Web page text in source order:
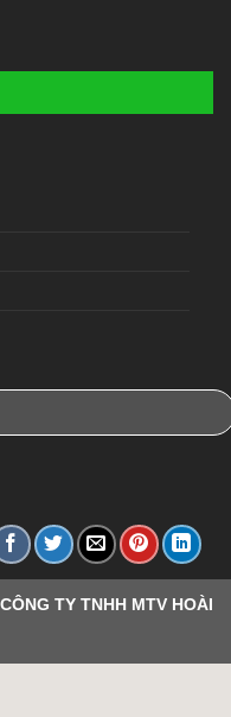
TY TNHH MTV HOÀI